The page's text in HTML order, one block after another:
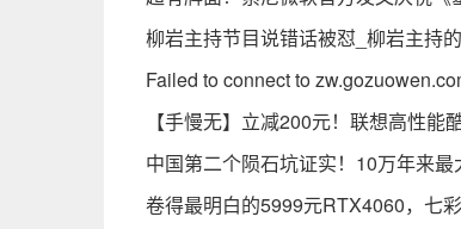
柳岩主持节目说错话被怼_柳岩主持
Failed to connect to
【手慢无】立减200元！联想高性能
中国第二个陨石坑证实！10万年来
卷得最明白的5999元RTX4060，七